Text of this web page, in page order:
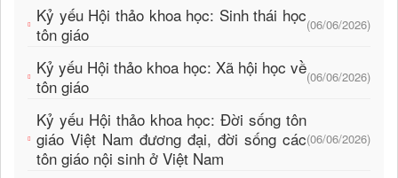
Kỷ yếu Hội thảo khoa học: Sinh thái học
tôn giáo
(06/06/2026)
Kỷ yếu Hội thảo khoa học: Xã hội học về
tôn giáo
(06/06/2026)
Kỷ yếu Hội thảo khoa học: Đời sống tôn
giáo Việt Nam đương đại, đời sống các
tôn giáo nội sinh ở Việt Nam
(06/06/2026)